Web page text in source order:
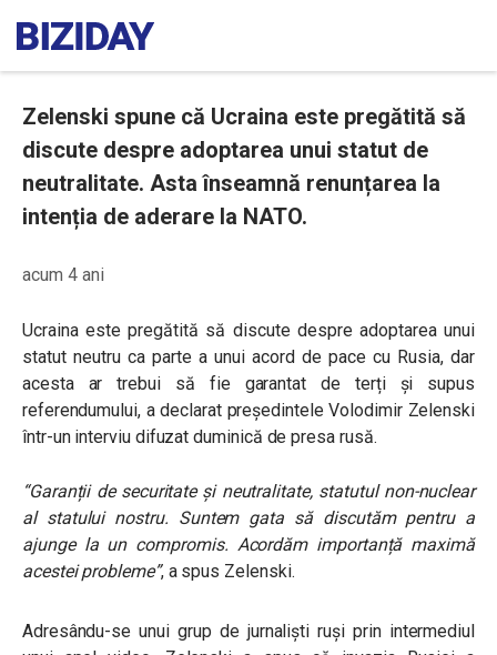
Zelenski spune că Ucraina este pregătită să
discute despre adoptarea unui statut de
neutralitate. Asta înseamnă renunțarea la
intenția de aderare la NATO.
acum 4 ani
Ucraina este pregătită să discute despre adoptarea unui
statut neutru ca parte a unui acord de pace cu Rusia, dar
acesta ar trebui să fie garantat de terți și supus
referendumului, a declarat președintele Volodimir Zelenski
într-un interviu difuzat duminică de presa rusă.
“Garanții de securitate și neutralitate, statutul non-nuclear
al statului nostru. Suntem gata să discutăm pentru a
ajunge la un compromis. Acordăm importanță maximă
acestei probleme”, a spus Zelenski.
Adresându-se unui grup de jurnalişti ruşi prin intermediul